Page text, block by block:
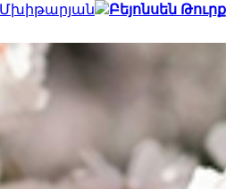
Մխիթարյան
Բեյոնսեն